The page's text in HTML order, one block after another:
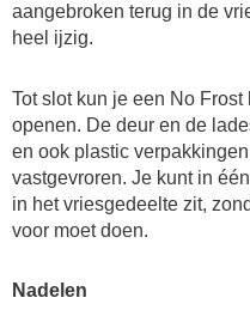
aangebroken terug in de
heel ijzig.
Tot slot kun je een No
openen. De deur en de
en ook plastic
vastgevroren. Je kunt in
in het vriesgedeelte zit,
voor moet doen.
Nadelen